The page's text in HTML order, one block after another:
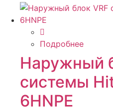
Подробнее
Наружный
системы
6HNPE